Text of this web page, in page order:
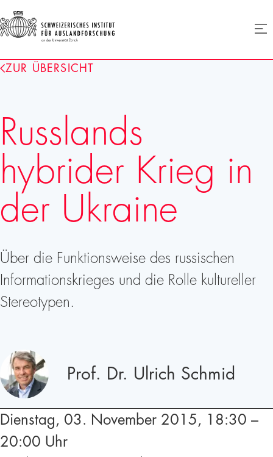
Homepage
ZUR ÜBERSICHT
Russlands
hybrider Krieg in
der Ukraine
Über die Funktionsweise des russischen
Informationskrieges und die Rolle kultureller
Stereotypen.
Prof. Dr. Ulrich Schmid
Dienstag, 03. November 2015, 18:30 –
20:00 Uhr